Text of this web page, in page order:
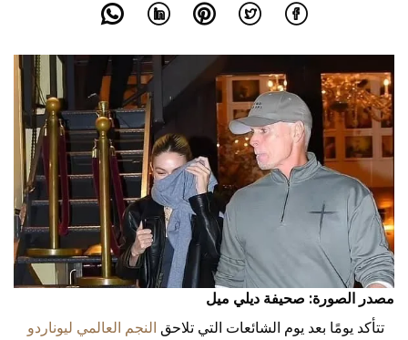
مصدر الصورة: صحيفة ديلي ميل
تتأكد يومًا بعد يوم الشائعات التي تلاحق النجم العالمي ليوناردو